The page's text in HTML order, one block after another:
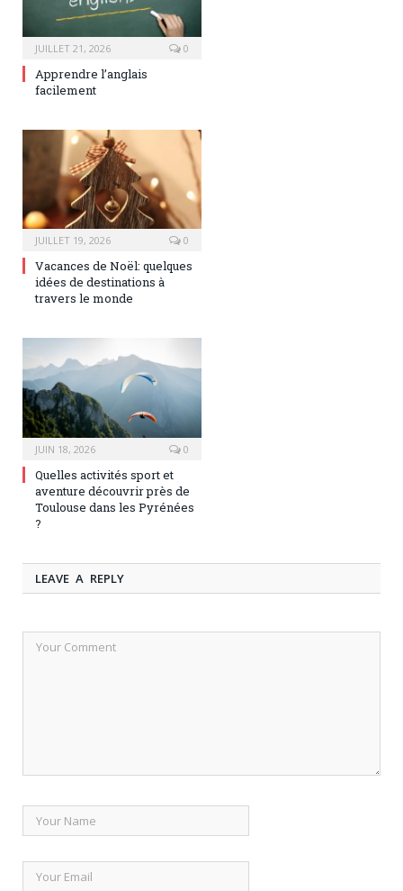
JUILLET 21, 2026 0
Apprendre l’anglais
facilement
JUILLET 19, 2026 0
Vacances de Noël: quelques
idées de destinations à
travers le monde
JUIN 18, 2026 0
Quelles activités sport et
aventure découvrir près de
Toulouse dans les Pyrénées
?
LEAVE A REPLY